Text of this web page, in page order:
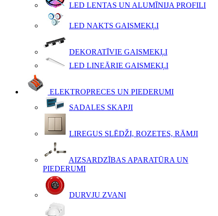
LED LENTAS UN ALUMĪNIJA PROFILI
LED NAKTS GAISMEKĻI
DEKORATĪVIE GAISMEKĻI
LED LINEĀRIE GAISMEKĻI
ELEKTROPRECES UN PIEDERUMI
SADALES SKAPJI
LIREGUS SLĒDŽI, ROZETES, RĀMJI
AIZSARDZĪBAS APARATŪRA UN
PIEDERUMI
DURVJU ZVANI